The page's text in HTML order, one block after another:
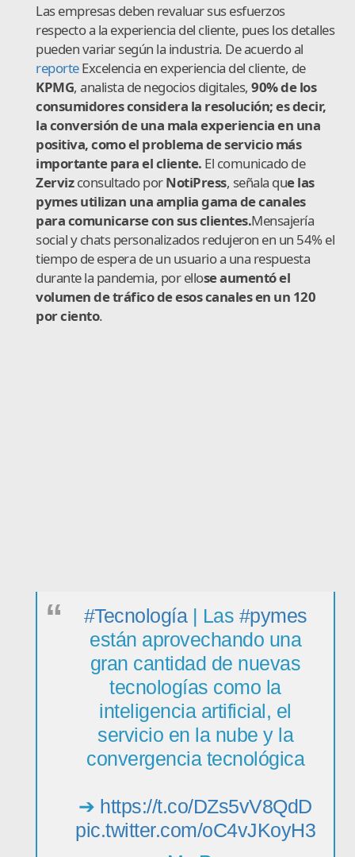
Las empresas deben revaluar sus esfuerzos
respecto a la experiencia del cliente, pues los detalles
pueden variar según la industria. De acuerdo al
reporteExcelencia en experiencia del cliente, de
KPMG, analista de negocios digitales, 90% de los
consumidores considera la resolución; es decir,
la conversión de una mala experiencia en una
positiva, como el problema de servicio más
importante para el cliente. El comunicado de
Zervizconsultado porNotiPress, señala que las
pymes utilizan una amplia gama de canales
para comunicarse con sus clientes.Mensajería
social y chats personalizados redujeron en un 54% el
tiempo de espera de un usuario a una respuesta
durante la pandemia, por ellose aumentó el
volumen de tráfico de esos canales en un 120
por ciento.
#Tecnología| Las #pymes
están aprovechando una
gran cantidad de nuevas
tecnologías como la
inteligencia artificial, el
servicio en la nube y la
convergencia tecnológica­
➔ https://t.co/DZs5vV8QdD
pic.twitter.com/oC4vJKoyH3